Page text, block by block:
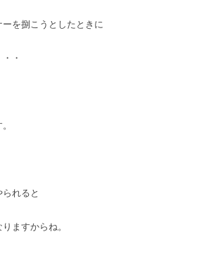
を捌こうとしたときに
・
れると
ますからね。